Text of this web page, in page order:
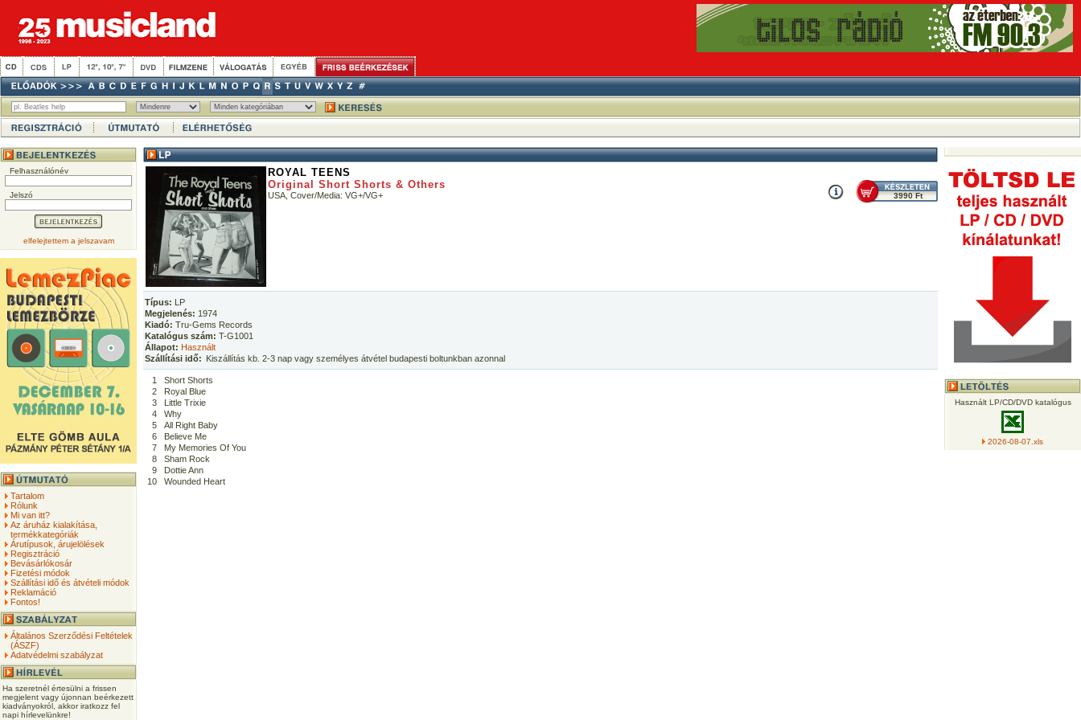
Felhasználónév
Jelszó
elfelejtettem a jelszavam
Tartalom
Rólunk
Mi van itt?
Az áruház kialakítása,
termékkategóriák
Árutípusok, árujelölések
Regisztráció
Bevásárlókosár
Fizetési módok
Szállítási idő és átvételi módok
Reklamáció
Fontos!
Általános Szerződési Feltételek
(ÁSZF)
Adatvédelmi szabályzat
Ha szeretnél értesülni a frissen
megjelent vagy újonnan beérkezett
kiadványokról, akkor iratkozz fel
napi hírlevelünkre!
ROYAL TEENS
Original Short Shorts & Others
USA, Cover/Media: VG+/VG+ 3990 Ft
Típus: LP
Megjelenés: 1974
Kiadó: Tru-Gems Records
Katalógus szám: T-G1001
Állapot: Használt
Szállítási idő: Kiszállítás kb. 2-3 nap vagy személyes átvétel budapesti boltunkban azonnal
1
Short Shorts
2
Royal Blue
3
Little Trixie
4
Why
5
All Right Baby
6
Believe Me
7
My Memories Of You
8
Sham Rock
9
Dottie Ann
10
Wounded Heart
Használt LP/CD/DVD katalógus
2026-08-07.xls